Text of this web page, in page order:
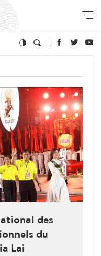
des
du
Lai